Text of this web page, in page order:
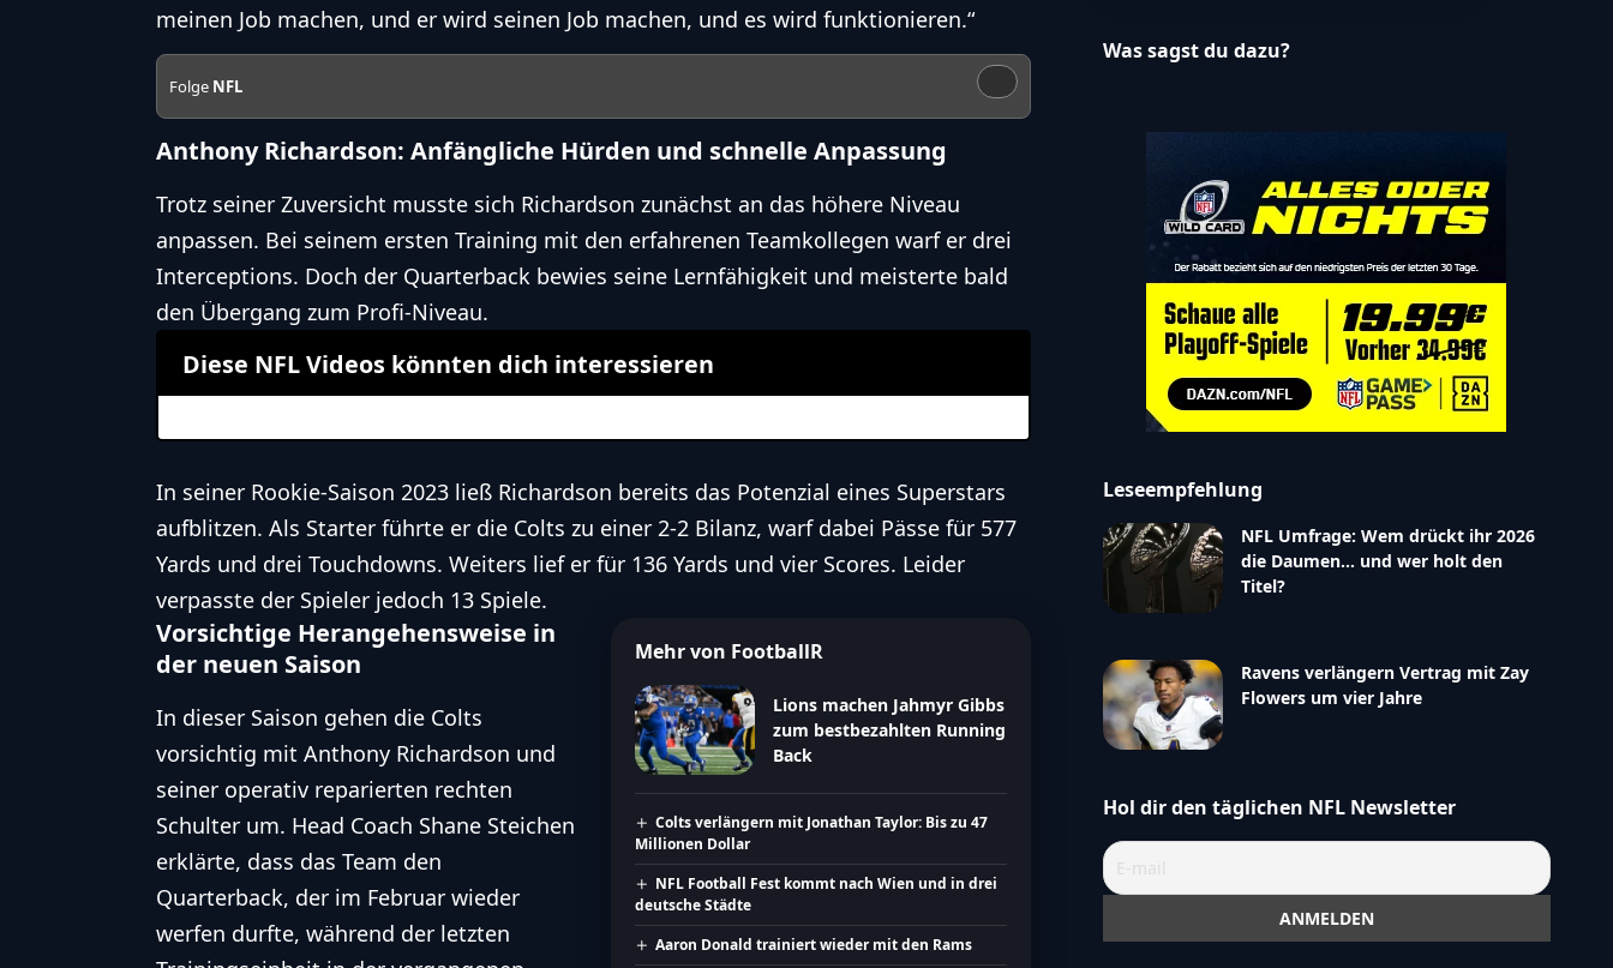
meinen Job machen, und er wird seinen Job machen, und es wird funktionieren.“
Folge NFL
Anthony Richardson: Anfängliche Hürden und schnelle Anpassung
Trotz seiner Zuversicht musste sich Richardson zunächst an das höhere Niveau
anpassen. Bei seinem ersten Training mit den erfahrenen Teamkollegen warf er drei
Interceptions. Doch der Quarterback bewies seine Lernfähigkeit und meisterte bald
den Übergang zum Profi-Niveau.
Diese NFL Videos könnten dich interessieren
In seiner Rookie-Saison 2023 ließ Richardson bereits das Potenzial eines Superstars
aufblitzen. Als Starter führte er die Colts zu einer 2-2 Bilanz, warf dabei Pässe für 577
Yards und drei Touchdowns. Weiters lief er für 136 Yards und vier Scores. Leider
verpasste der Spieler jedoch 13 Spiele.
Mehr von FootballR
Lions machen Jahmyr Gibbs
zum bestbezahlten Running
Back
Colts verlängern mit Jonathan Taylor: Bis zu 47
Millionen Dollar
NFL Football Fest kommt nach Wien und in drei
deutsche Städte
Aaron Donald trainiert wieder mit den Rams
Vorsichtige Herangehensweise in
der neuen Saison
In dieser Saison gehen die Colts
vorsichtig mit Anthony Richardson und
seiner operativ reparierten rechten
Schulter um. Head Coach Shane Steichen
erklärte, dass das Team den
Quarterback, der im Februar wieder
werfen durfte, während der letzten
Was sagst du dazu?
Leseempfehlung
NFL Umfrage: Wem drückt ihr 2026
die Daumen… und wer holt den
Titel?
Ravens verlängern Vertrag mit Zay
Flowers um vier Jahre
Hol dir den täglichen NFL Newsletter